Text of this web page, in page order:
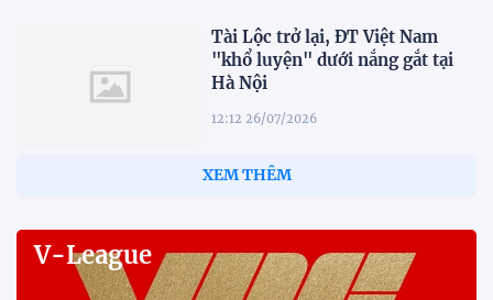
Tài Lộc trở lại, ĐT Việt Nam
"khổ luyện" dưới nắng gắt tại
Hà Nội
12:12 26/07/2026
XEM THÊM
V-League